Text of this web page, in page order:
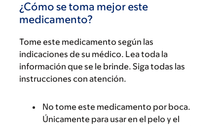
¿Cómo se toma mejor este
medicamento?
Tome este medicamento según las
indicaciones de su médico. Lea toda la
información que se le brinde. Siga todas las
instrucciones con atención.
No tome este medicamento por boca.
Únicamente para usar en el pelo y el